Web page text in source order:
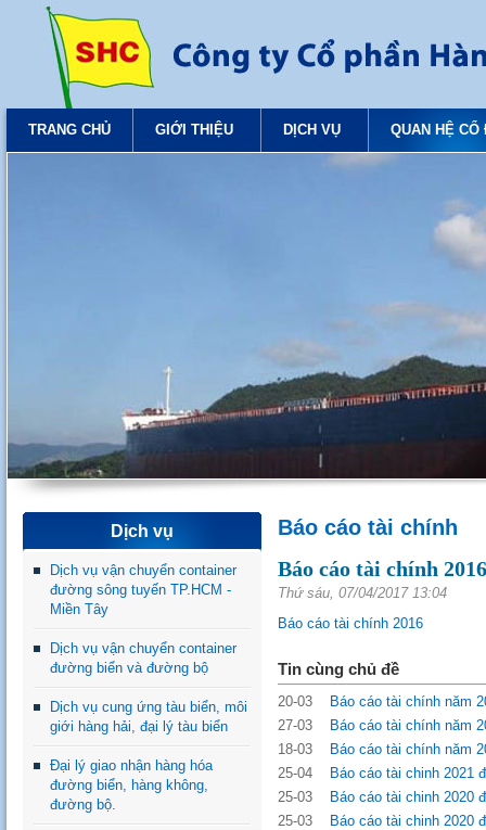
TRANG CHỦ GIỚI THIỆU DỊCH VỤ QUAN HỆ CỔ
Dịch vụ
Dịch vụ vận chuyển container
đường sông tuyến TP.HCM -
Miền Tây
Dịch vụ vận chuyển container
đường biển và đường bộ
Dịch vụ cung ứng tàu biển, môi
giới hàng hải, đại lý tàu biển
Đại lý giao nhận hàng hóa
đường biển, hàng không,
đường bộ.
Báo cáo tài chính
Báo cáo tài chính 2016
Thứ sáu, 07/04/2017 13:04
Báo cáo tài chính 2016
Tin cùng chủ đề
20-03 Báo cáo tài chính năm
27-03 Báo cáo tài chính năm
18-03 Báo cáo tài chính năm
25-04 Báo cáo tài chinh 2021
25-03 Báo cáo tài chinh 2020
25-03 Báo cáo tài chinh 2020